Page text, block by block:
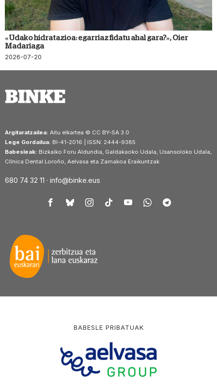
«Udako hidratazioa: egarriaz fidatu ahal gara?», Oier
Madariaga
2026-07-20
Argitaratzailea: Aitu elkartea © CC BY-SA 3.0
Lege Gordailua: BI-41-2016 | ISSN: 2444-9385
Babesleak: Bizkaiko Foru Aldundia, Galdakaoko Udala, Usansoloko Udala,
Clínica Dental Loroño, Aelvasa eta Zamakoa Eraikuntzak
680 74 32 11 · info@binke.eus
BABESLE PRIBATUAK